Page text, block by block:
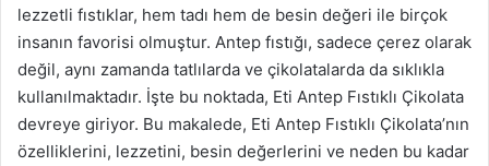
lezzetli fıstıklar, hem tadı hem de besin değeri ile birçok
insanın favorisi olmuştur. Antep fıstığı, sadece çerez olarak
değil, aynı zamanda tatlılarda ve çikolatalarda da sıklıkla
kullanılmaktadır. İşte bu noktada, Eti Antep Fıstıklı Çikolata
devreye giriyor. Bu makalede, Eti Antep Fıstıklı Çikolata’nın
özelliklerini, lezzetini, besin değerlerini ve neden bu kadar